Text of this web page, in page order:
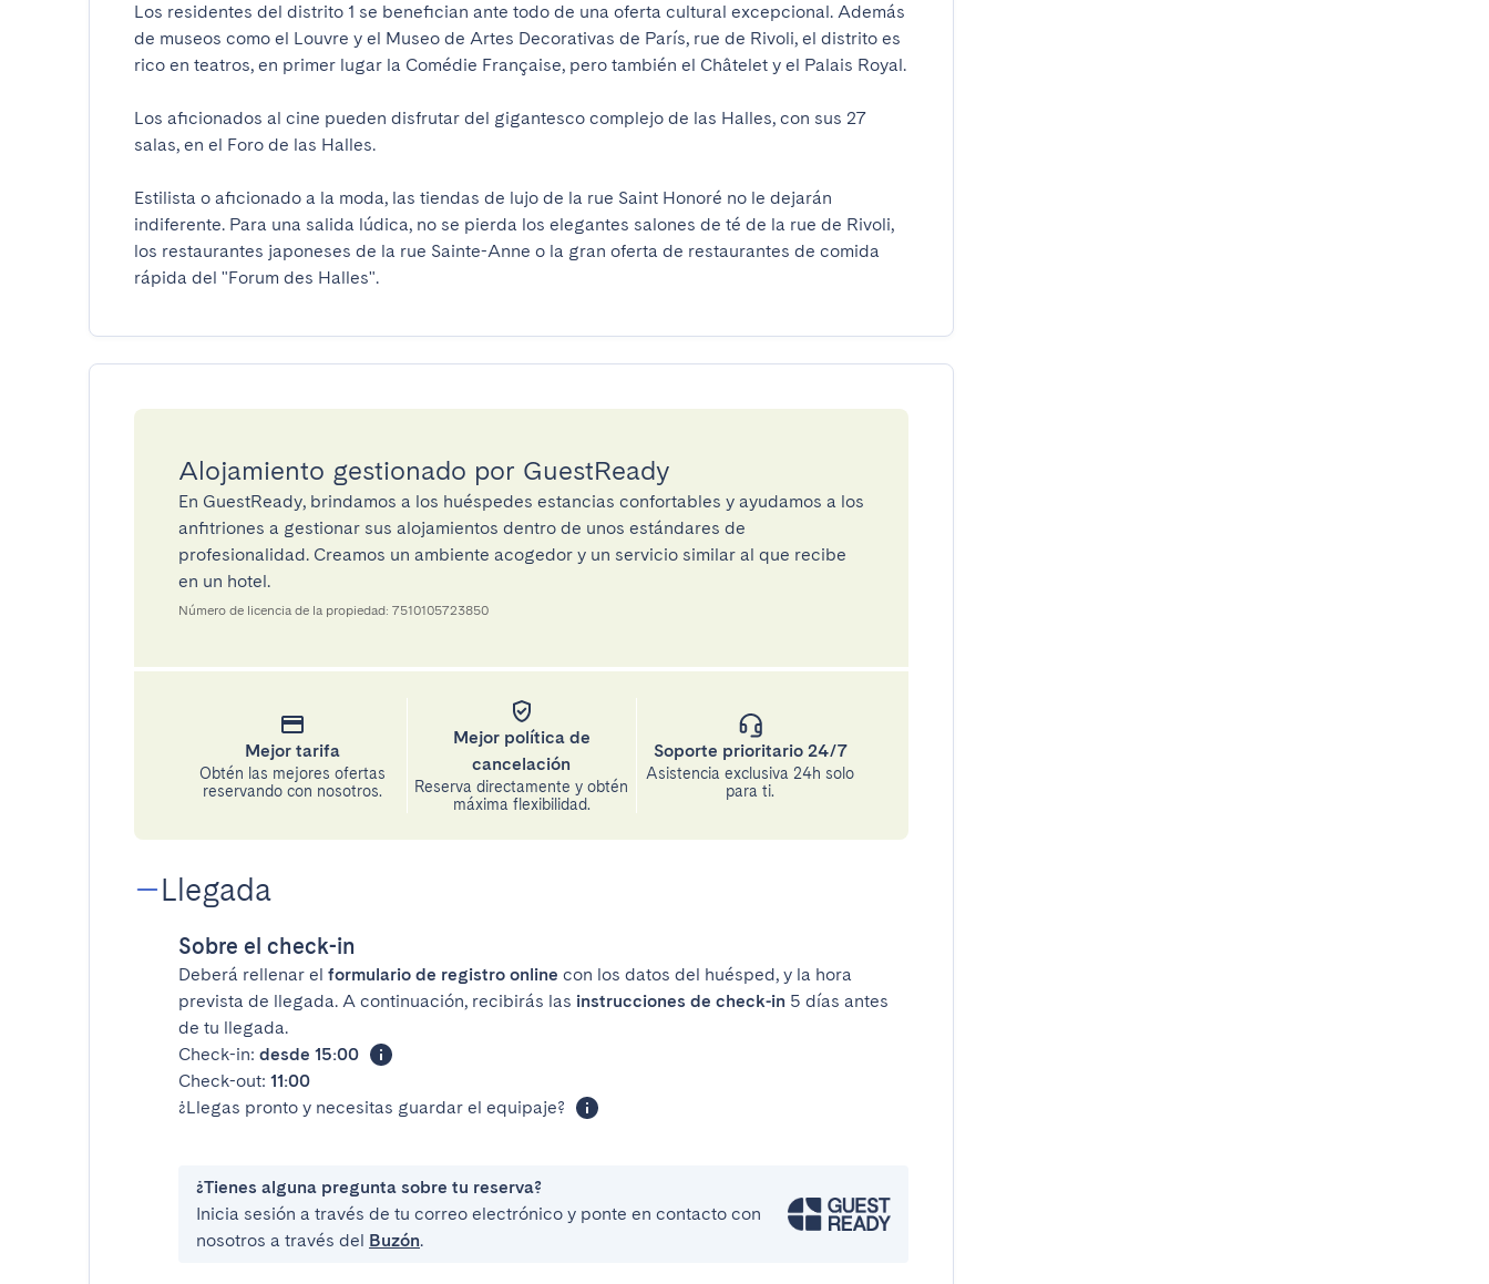
Los residentes del distrito 1 se benefician ante todo de una oferta cultural excepcional. Además
de museos como el Louvre y el Museo de Artes Decorativas de París, rue de Rivoli, el distrito es
rico en teatros, en primer lugar la Comédie Française, pero también el Châtelet y el Palais Royal.
Los aficionados al cine pueden disfrutar del gigantesco complejo de las Halles, con sus 27
salas, en el Foro de las Halles.
Estilista o aficionado a la moda, las tiendas de lujo de la rue Saint Honoré no le dejarán
indiferente. Para una salida lúdica, no se pierda los elegantes salones de té de la rue de Rivoli,
los restaurantes japoneses de la rue Sainte-Anne o la gran oferta de restaurantes de comida
rápida del "Forum des Halles".
Alojamiento gestionado por GuestReady
En GuestReady, brindamos a los huéspedes estancias confortables y ayudamos a los
anfitriones a gestionar sus alojamientos dentro de unos estándares de
profesionalidad. Creamos un ambiente acogedor y un servicio similar al que recibe
en un hotel.
Número de licencia de la propiedad: 7510105723850
Mejor tarifa
Obtén las mejores ofertas
reservando con nosotros.
Mejor política de
cancelación
Reserva directamente y obtén
máxima flexibilidad.
Soporte prioritario 24/7
Asistencia exclusiva 24h solo
para ti.
Llegada
Sobre el check-in
Deberá rellenar el formulario de registro online con los datos del huésped, y la hora
prevista de llegada. A continuación, recibirás las instrucciones de check-in 5 días antes
de tu llegada.
Check-in: desde 15:00
Check-out: 11:00
¿Llegas pronto y necesitas guardar el equipaje?
¿Tienes alguna pregunta sobre tu reserva?
Inicia sesión a través de tu correo electrónico y ponte en contacto con
nosotros a través del Buzón.